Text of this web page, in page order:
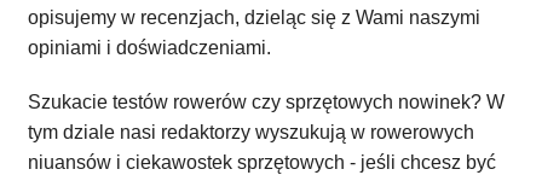
opisujemy w recenzjach, dzieląc się z Wami naszymi
opiniami i doświadczeniami.
Szukacie testów rowerów czy sprzętowych nowinek? W
tym dziale nasi redaktorzy wyszukują w rowerowych
niuansów i ciekawostek sprzętowych - jeśli chcesz być